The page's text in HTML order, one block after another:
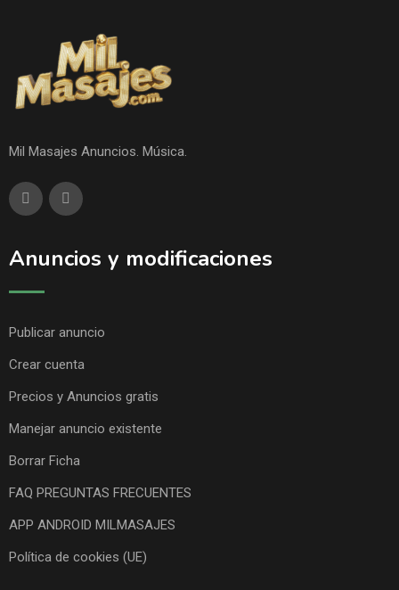
Mil Masajes Anuncios. Música.
Anuncios y modificaciones
Publicar anuncio
Crear cuenta
Precios y Anuncios gratis
Manejar anuncio existente
Borrar Ficha
FAQ PREGUNTAS FRECUENTES
APP ANDROID MILMASAJES
Política de cookies (UE)